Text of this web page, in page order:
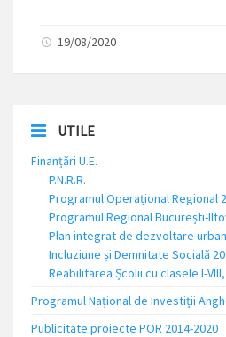
19/08/2020
UTILE
Finanțări U.E.
P.N.R.R.
Programul Operațional Regional
Programul Regional București-
Plan integrat de dezvoltare
Incluziune și Demnitate Socială
Reabilitarea Școlii cu clasele I-
Programul Național de Investiții
Publicitate proiecte POR 2014-2020